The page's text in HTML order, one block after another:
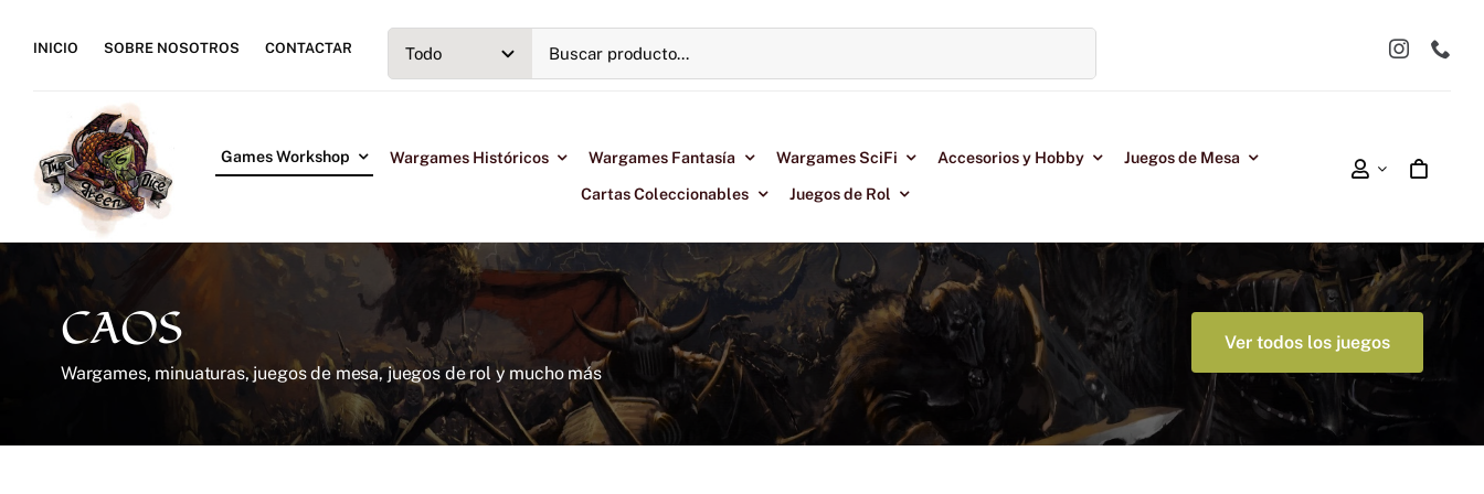
contenido
INICIO SOBRE NOSOTROS CONTACTAR
Games Workshop Wargames Históricos Wargames Fantasía Wargames SciFi Accesorios y Hobby
Juegos de Mesa
Cartas Coleccionables
Juegos de Rol
CAOS
Wargames, minuaturas, juegos de mesa, juegos de rol y mucho más
Ver todos los juegos